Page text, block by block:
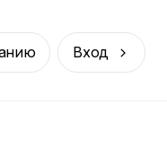
Вход